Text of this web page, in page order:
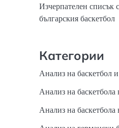
Изчерпателен списък
българския баскетбол
Категории
Анализ на баскетбол
Анализ на
Анализ на